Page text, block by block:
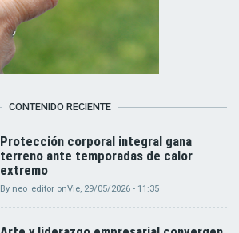
CONTENIDO RECIENTE
Protección corporal integral gana
terreno ante temporadas de calor
extremo
By neo_editor onVie, 29/05/2026 - 11:35